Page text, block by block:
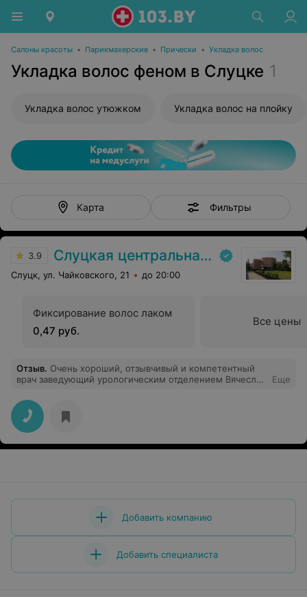
Салоны красоты • Парикмахерские • Прически • Укладка волос
Укладка волос феном в Слуцке 1
Укладка волос утюжком Укладка волос на плойку
Карта Фильтры
3.9 Слуцкая центральная районная больница
Слуцк, ул. Чайковского, 21 до 20:00
Фиксирование волос лаком
0,47 руб.
Все цены
Отзыв. Очень хороший, отзывчивый и компетентный
врач заведующий урологическим отделением Вячеслав
которых он лечит. Все сотрудники доброжелательные,
внимательные.
Еще
Добавить компанию
Добавить специалиста